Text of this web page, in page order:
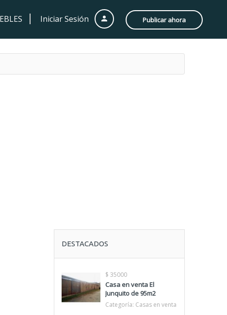
Iniciar Sesión Publicar ahora
DESTACADOS
$ 35000
Casa en venta El
Junquito de 95m2
Categoría: Casas en venta